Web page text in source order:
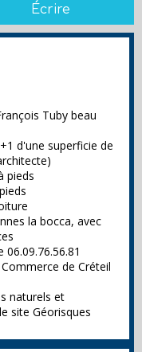
Écrire
Tuby beau
d'une superficie de
pieds
la bocca, avec
de Créteil
naturels et
site Géorisques